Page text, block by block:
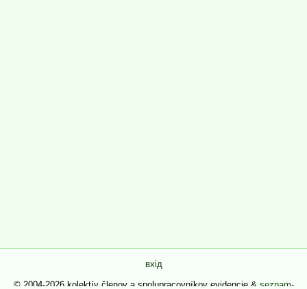
вхід
© 2004-2026 kolektív členov a spolupracovníkov evidencie & seznam-